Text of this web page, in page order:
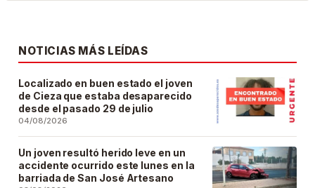
NOTICIAS MÁS LEÍDAS
Localizado en buen estado el joven
de Cieza que estaba desaparecido
desde el pasado 29 de julio
04/08/2026
Un joven resultó herido leve en un
accidente ocurrido este lunes en la
barriada de San José Artesano